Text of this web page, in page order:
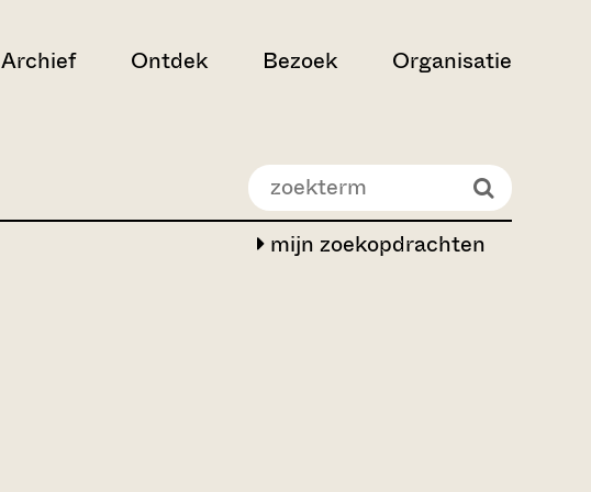
Archief Ontdek Bezoek Organisatie
mijn zoekopdrachten